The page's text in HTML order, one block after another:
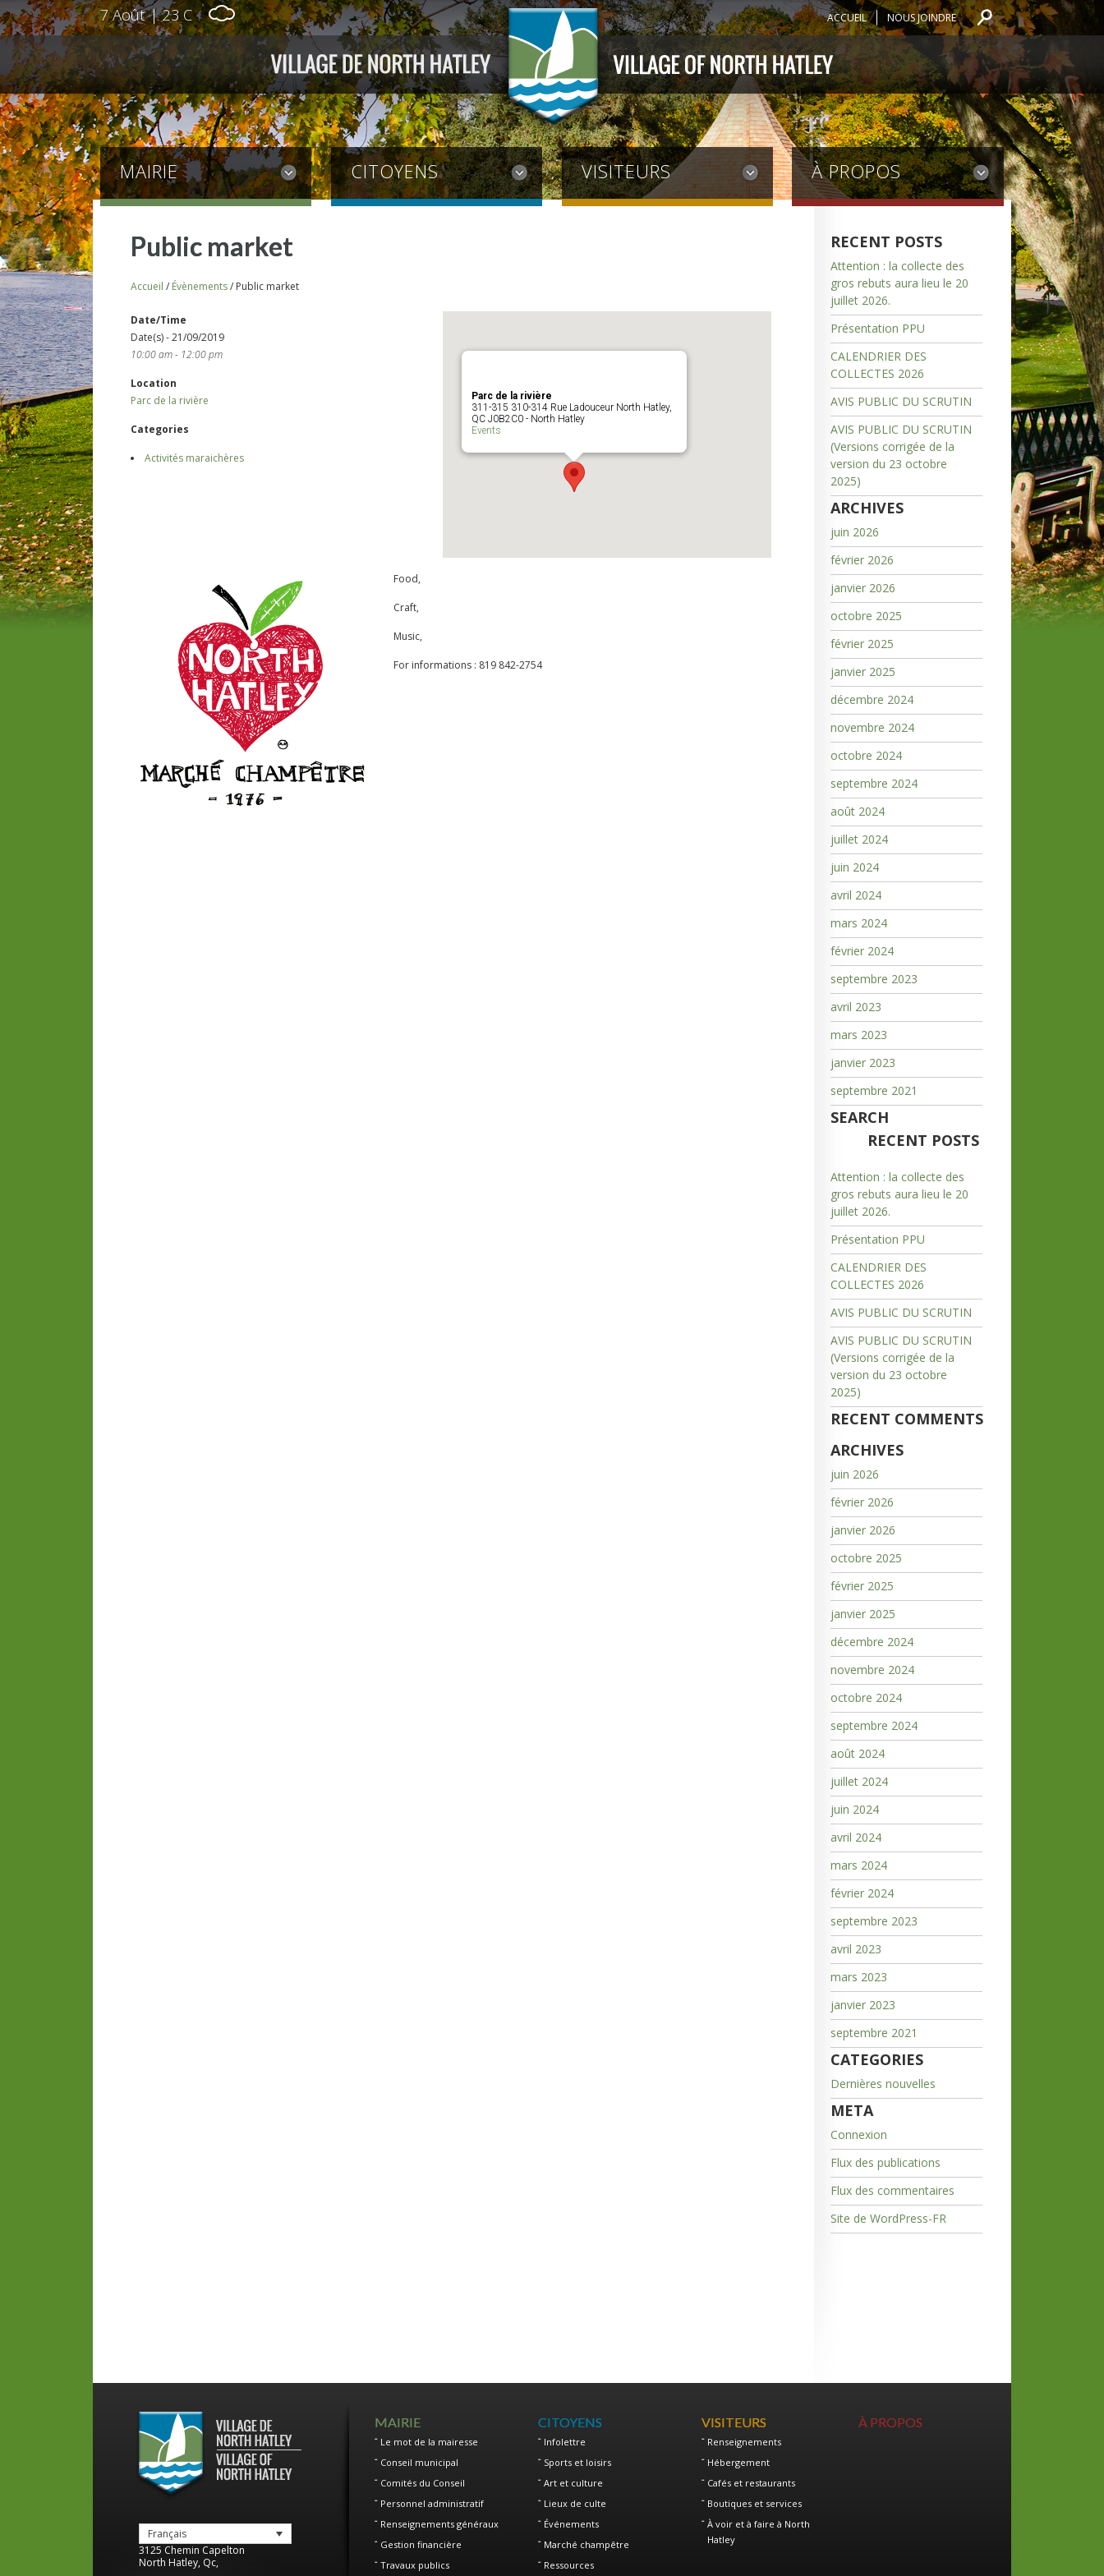
7 Août | 23 C ACCUEIL NOUS JOINDRE
MAIRIE CITOYENS VISITEURS À PROPOS
Public market
Accueil / Évènements/ Public market
Parc de la rivière
311-315 310-314 Rue Ladouceur North Hatley,
QC J0B2C0 - North Hatley
Events
Date/Time
Date(s) - 21/09/2019
10:00 am - 12:00 pm
Location
Parc de la rivière
Categories
Activités maraichères
Food,
Craft,
Music,
For informations : 819 842-2754
RECENT POSTS
Attention : la collecte des
gros rebuts aura lieu le 20
juillet 2026.
Présentation PPU
CALENDRIER DES
COLLECTES 2026
AVIS PUBLIC DU SCRUTIN
AVIS PUBLIC DU SCRUTIN
(Versions corrigée de la
version du 23 octobre
2025)
ARCHIVES
juin 2026
février 2026
janvier 2026
octobre 2025
février 2025
janvier 2025
décembre 2024
novembre 2024
octobre 2024
septembre 2024
août 2024
juillet 2024
juin 2024
avril 2024
mars 2024
février 2024
septembre 2023
avril 2023
mars 2023
janvier 2023
septembre 2021
SEARCH
RECENT POSTS
Attention : la collecte des
gros rebuts aura lieu le 20
juillet 2026.
Présentation PPU
CALENDRIER DES
COLLECTES 2026
AVIS PUBLIC DU SCRUTIN
AVIS PUBLIC DU SCRUTIN
(Versions corrigée de la
version du 23 octobre
2025)
RECENT COMMENTS
ARCHIVES
juin 2026
février 2026
janvier 2026
octobre 2025
février 2025
janvier 2025
décembre 2024
novembre 2024
octobre 2024
septembre 2024
août 2024
juillet 2024
juin 2024
avril 2024
mars 2024
février 2024
septembre 2023
avril 2023
mars 2023
janvier 2023
septembre 2021
CATEGORIES
Dernières nouvelles
META
Connexion
Flux des publications
Flux des commentaires
Site de WordPress-FR
Français
3125 Chemin Capelton
North Hatley, Qc,
MAIRIE
Le mot de la mairesse
Conseil municipal
Comités du Conseil
Personnel administratif
Renseignements généraux
Gestion financière
Travaux publics
CITOYENS
Infolettre
Sports et loisirs
Art et culture
Lieux de culte
Événements
Marché champêtre
Ressources
VISITEURS
Renseignements
Hébergement
Cafés et restaurants
Boutiques et services
À voir et à faire à North
Hatley
À PROPOS